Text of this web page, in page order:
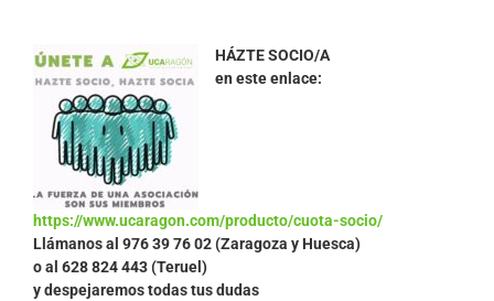
HÁZTE SOCIO/A
en este enlace:
https://www.ucaragon.com/producto/cuota-socio/
Llámanos al 976 39 76 02 (Zaragoza y Huesca)
o al 628 824 443 (Teruel)
y despejaremos todas tus dudas